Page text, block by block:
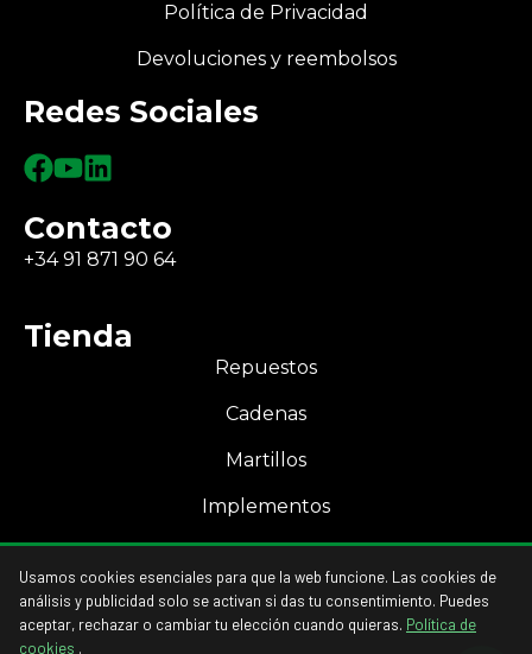
Política de Privacidad
Devoluciones y reembolsos
Redes Sociales
Contacto
+34 91 871 90 64
Tienda
Repuestos
Cadenas
Martillos
Implementos
Acceso a mi cuenta
Usamos cookies esenciales para que la web funcione. Las cookies de
análisis y publicidad solo se activan si das tu consentimiento. Puedes
aceptar, rechazar o cambiar tu elección cuando quieras. Política de
cookies .